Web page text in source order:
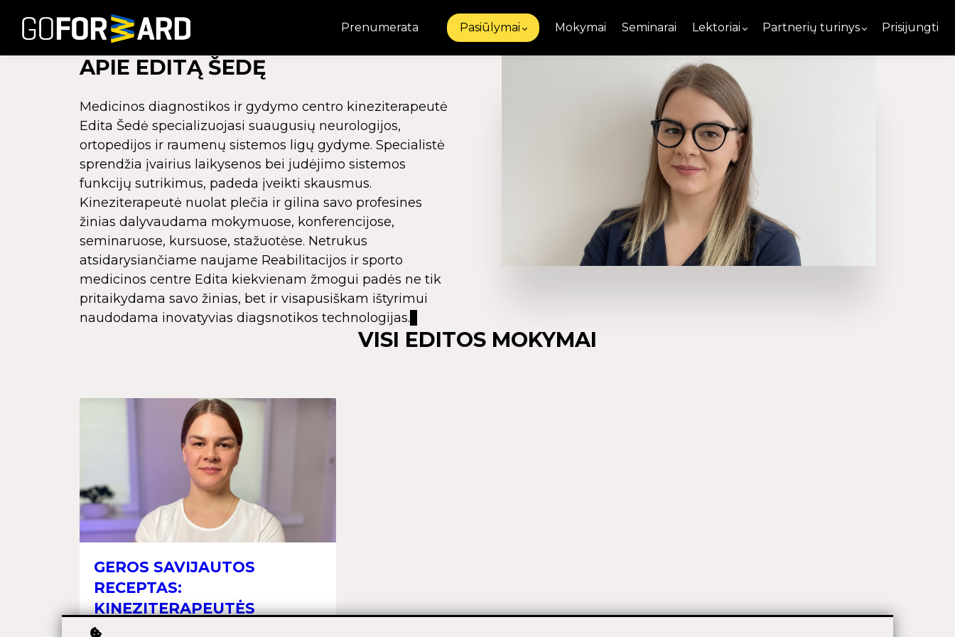
Prenumerata Pasiūlymai Mokymai Seminarai Lektoriai Partnerių turinys Prisijungti
APIE EDITĄ ŠEDĘ
Medicinos diagnostikos ir gydymo centro kineziterapeutė
Edita Šedė specializuojasi suaugusių neurologijos,
ortopedijos ir raumenų sistemos ligų gydyme. Specialistė
sprendžia įvairius laikysenos bei judėjimo sistemos
funkcijų sutrikimus, padeda įveikti skausmus.
Kineziterapeutė nuolat plečia ir gilina savo profesines
žinias dalyvaudama mokymuose, konferencijose,
seminaruose, kursuose, stažuotėse. Netrukus
atsidarysiančiame naujame Reabilitacijos ir sporto
medicinos centre Edita kiekvienam žmogui padės ne tik
pritaikydama savo žinias, bet ir visapusiškam ištyrimui
naudodama inovatyvias diagsnotikos technologijas.
VISI EDITOS MOKYMAI
GEROS SAVIJAUTOS
RECEPTAS:
KINEZITERAPEUTĖS
PATARIMAI IR PRATIMAI